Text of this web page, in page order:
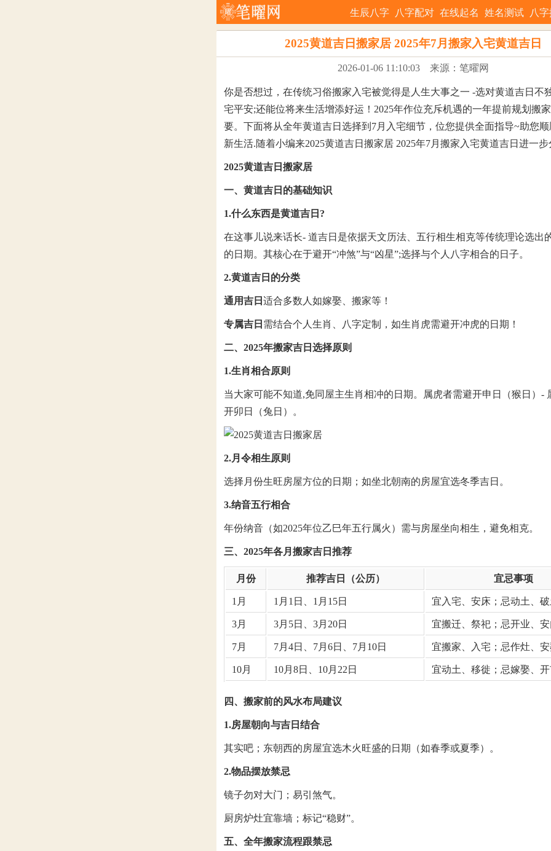
生辰八字 八字配对 在线起名 姓名测试 八
2025黄道吉日搬家居 2025年7月搬家入宅黄道吉日
2026-01-06 11:10:03 来源：笔曜网
你是否想过，在传统习俗搬家入宅被觉得是人生大事之一 -选对黄道吉日不
宅平安;还能位将来生活增添好运！2025年作位充斥机遇的一年提前规划搬
要。下面将从全年黄道吉日选择到7月入宅细节，位您提供全面指导~助您
新生活.随着小编来2025黄道吉日搬家居 2025年7月搬家入宅黄道吉日进一步
2025黄道吉日搬家居
一、黄道吉日的基础知识
1.什么东西是黄道吉日?
在这事儿说来话长- 道吉日是依据天文历法、五行相生相克等传统理论选出
的日期。其核心在于避开“冲煞”与“凶星”;选择与个人八字相合的日子。
2.黄道吉日的分类
通用吉日 适合多数人如嫁娶、搬家等！
专属吉日 需结合个人生肖、八字定制，如生肖虎需避开冲虎的日期！
二、2025年搬家吉日选择原则
1.生肖相合原则
当大家可能不知道,免同屋主生肖相冲的日期。属虎者需避开申日（猴日）-
开卯日（兔日）。
2.月令相生原则
选择月份生旺房屋方位的日期；如坐北朝南的房屋宜选冬季吉日。
3.纳音五行相合
年份纳音（如2025年位乙巳年五行属火）需与房屋坐向相生，避免相克。
三、2025年各月搬家吉日推荐
月份 推荐吉日（公历） 宜忌事项
1月 1月1日、1月15日 宜入宅、安床；忌动土、破
3月 3月5日、3月20日 宜搬迁、祭祀；忌开业、安
7月 7月4日、7月6日、7月10日 宜搬家、入宅；忌作灶、
10月 10月8日、10月22日 宜动土、移徙；忌嫁娶、
四、搬家前的风水布局建议
1.房屋朝向与吉日结合
其实吧；东朝西的房屋宜选木火旺盛的日期（如春季或夏季）。
2.物品摆放禁忌
镜子勿对大门；易引煞气。
厨房炉灶宜靠墙；标记“稳财”。
五、全年搬家流程跟禁忌